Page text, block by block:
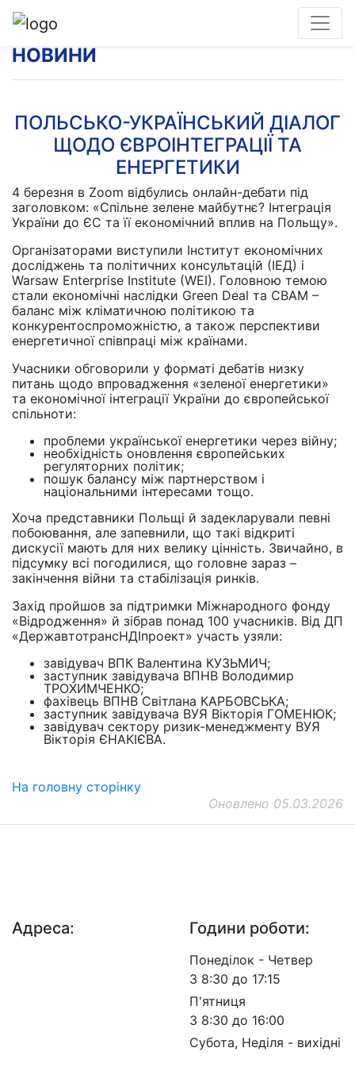
НОВИНИ
ПОЛЬСЬКО-УКРАЇНСЬКИЙ ДІАЛОГ
ЩОДО ЄВРОІНТЕГРАЦІЇ ТА
ЕНЕРГЕТИКИ
4 березня в Zoom відбулись онлайн-дебати під
заголовком: «Спільне зелене майбутнє? Інтеграція
України до ЄС та її економічний вплив на Польщу».
Організаторами виступили Інститут економічних
досліджень та політичних консультацій (ІЕД) і
Warsaw Enterprise Institute (WEI). Головною темою
стали економічні наслідки Green Deal та CBAM –
баланс між кліматичною політикою та
конкурентоспроможністю, а також перспективи
енергетичної співпраці між країнами.
Учасники обговорили у форматі дебатів низку
питань щодо впровадження «зеленої енергетики»
та економічної інтеграції України до європейської
спільноти:
проблеми української енергетики через війну;
необхідність оновлення європейських
регуляторних політик;
пошук балансу між партнерством і
національними інтересами тощо.
Хоча представники Польщі й задекларували певні
побоювання, але запевнили, що такі відкриті
дискусії мають для них велику цінність. Звичайно, в
підсумку всі погодилися, що головне зараз –
закінчення війни та стабілізація ринків.
Захід пройшов за підтримки Міжнародного фонду
«Відродження» й зібрав понад 100 учасників. Від ДП
«ДержавтотрансНДІпроект» участь узяли:
завідувач ВПК Валентина КУЗЬМИЧ;
заступник завідувача ВПНВ Володимир
ТРОХИМЧЕНКО;
фахівець ВПНВ Світлана КАРБОВСЬКА;
заступник завідувача ВУЯ Вікторія ГОМЕНЮК;
завідувач сектору ризик-менеджменту ВУЯ
Вікторія ЄНАКІЄВА.
На головну сторінку
Оновлено 05.03.2026
Адреса: Години роботи:
Понеділок - Четвер
З 8:30 до 17:15
П'ятниця
З 8:30 до 16:00
Субота, Неділя - вихідні